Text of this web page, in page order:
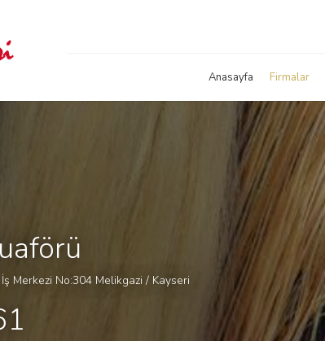
Anasayfa Firmalar
Merkezi No:304 Melikgazi / Kayseri